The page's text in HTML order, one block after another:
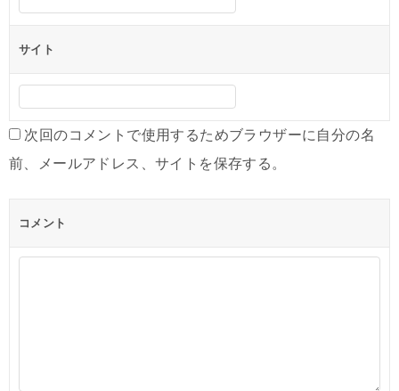
サイト
次回のコメントで使用するためブラウザーに自分の名
前、メールアドレス、サイトを保存する。
コメント